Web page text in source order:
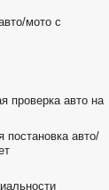
мото с
проверка авто на
постановка авто/